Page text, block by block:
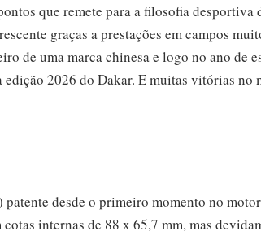
que remete para a filosofia desportiva
graças a prestações em campos
de uma marca chinesa e logo no ano de
2026 do Dakar. E muitas vitórias no
patente desde o primeiro momento no
internas de 88 x 65,7 mm, mas